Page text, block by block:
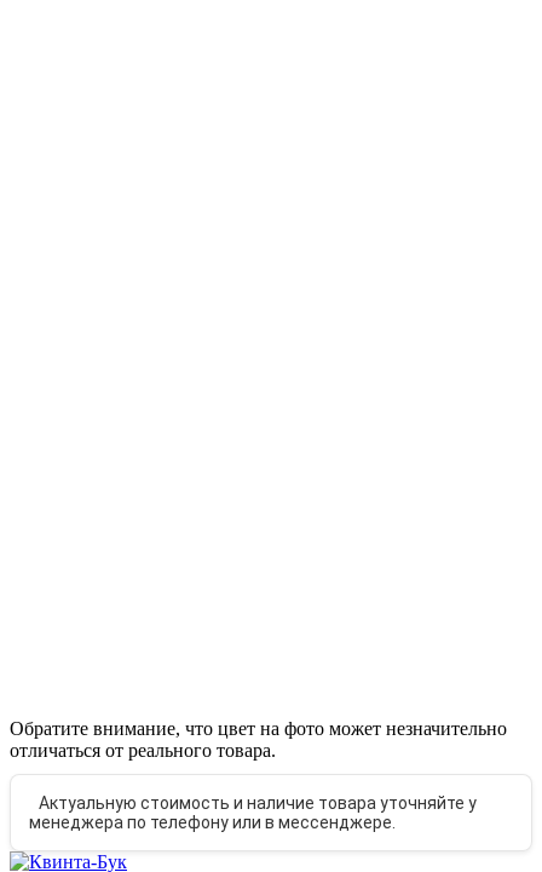
Обратите внимание, что цвет на фото может незначительно
отличаться от реального товара.
Актуальную стоимость и наличие товара уточняйте у
менеджера по телефону или в мессенджере.